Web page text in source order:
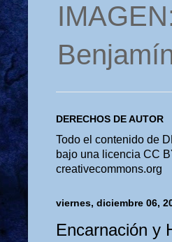
DERECHOS DE AUTOR
Todo el contenido de
bajo una licencia CC
creativecommons.org
viernes, diciembre 06,
Encarnación y